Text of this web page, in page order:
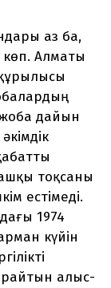
аз ба,
Алматы
дайын
тоқсаны
естімеді.
1974
күйін
алыс-